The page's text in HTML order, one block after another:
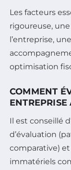
Les facteurs
rigoureuse,
l’entreprise,
optimisation
COMMENT
Il est conseillé
d’évaluation
comparative)
immatériels